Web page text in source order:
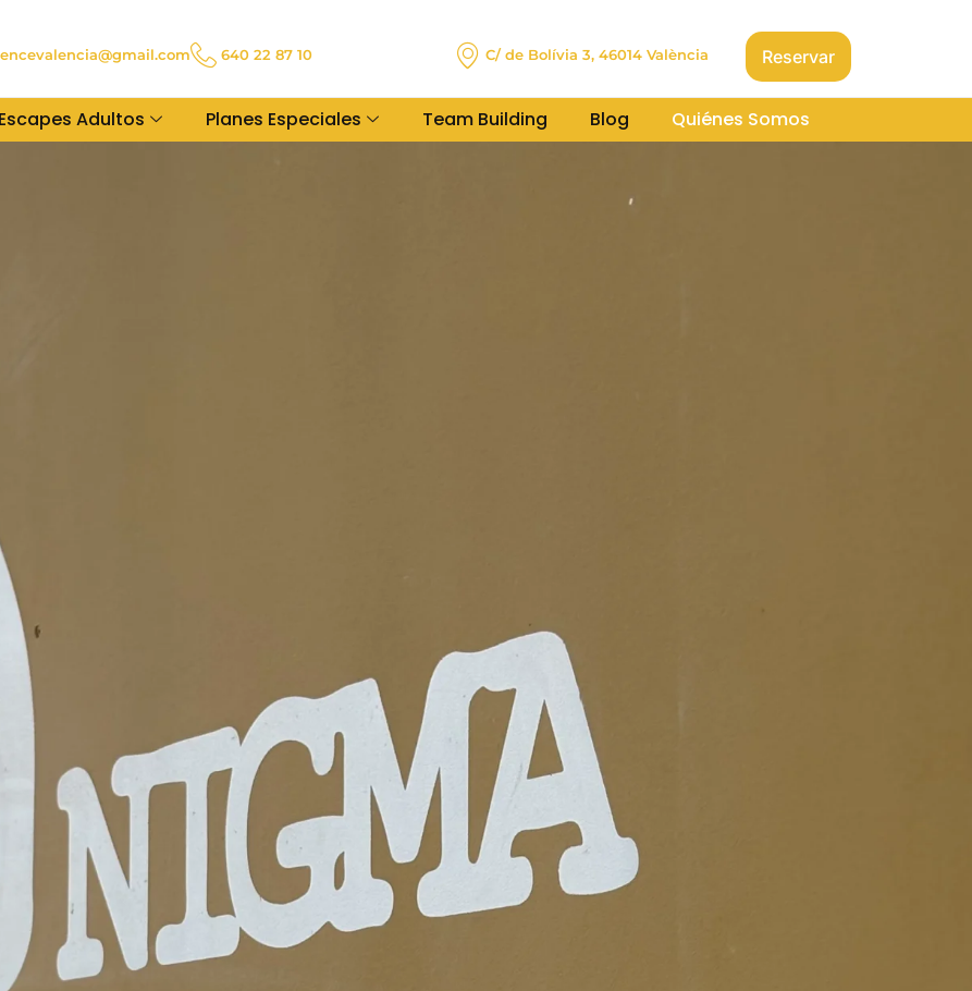
640 22 87 10 C/ de Bolívia 3, 46014 València Reservar
Escapes Adultos Planes Especiales Team Building Blog Quiénes Somos